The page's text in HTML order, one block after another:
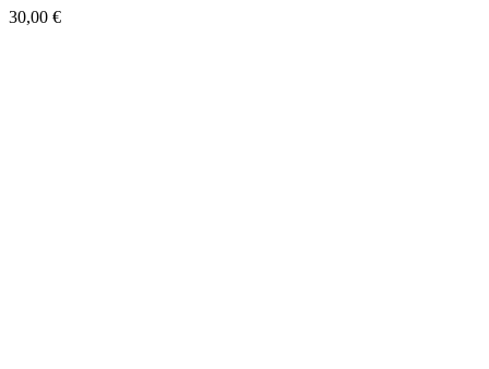
30,00 €